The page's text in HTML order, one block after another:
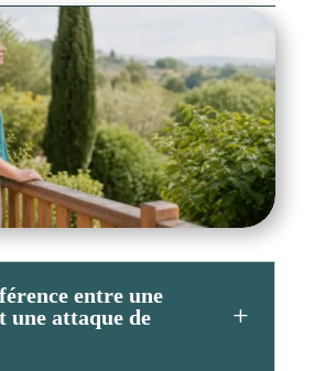
entre une
une attaque de